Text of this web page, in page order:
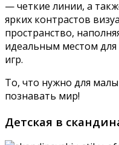
— четкие линии, а
ярких контрастов
пространство,
идеальным местом
игр.
То, что нужно для
познавать мир!
Детская в